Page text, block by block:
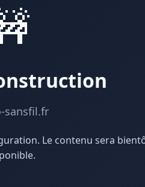
sansfil.fr
Le contenu sera